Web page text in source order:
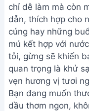
chỉ dễ làm mà còn
dẫn, thích hợp cho
cúng hay những
mú kết hợp với
tỏi, gừng sẽ khiến
quan trọng là khử
vẹn hương vị tươi
Bạn đang muốn
dầu thơm ngon,